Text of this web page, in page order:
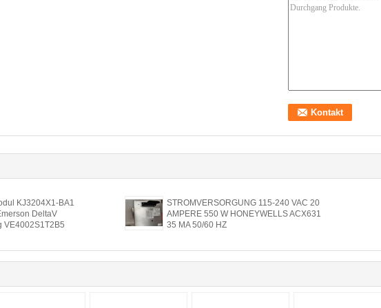
KJ3204X1-BA1
DeltaV
VE4002S1T2B5
STROMVERSORGUNG 115-240 VAC 20
AMPERE 550 W HONEYWELLS ACX631
35 MA 50/60 HZ